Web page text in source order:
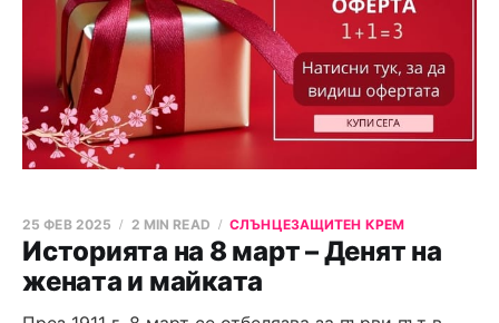
Историята на 8 март – Денят на
жената и майката
25 ФЕВ 2025 2 MIN READ СЛЪНЦЕЗАЩИТЕН КРЕМ